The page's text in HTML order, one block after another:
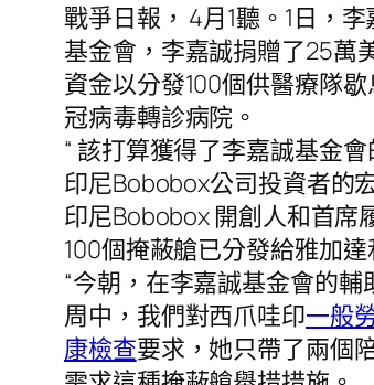
戰爭日報， 4月1聽。1日，
基金會，李嘉誠捐贈了25萬
資金以分發100個供醫療隊
冠病毒轉診病院。
“ 該打算獲得了李嘉誠基金
印尼Bobobox公司投資者的
印尼Bobobox 開創人和首席
100個掩蔽艙已分發給雅加
“今朝，在李嘉誠基金會的
周中，我們對西爪哇印一般
康檢查要求，她只帶了兩個